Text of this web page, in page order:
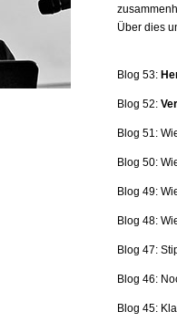
Über dies
Blog 53:
Blog 52:
Blog 51:
Blog 50:
Blog 49:
Blog 48:
Blog 47:
Blog 46:
Blog 45: